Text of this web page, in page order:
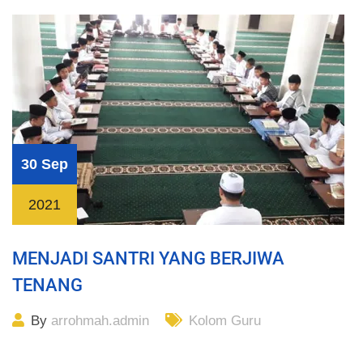
30 Sep
2021
MENJADI SANTRI YANG BERJIWA
TENANG
By arrohmah.admin Kolom Guru